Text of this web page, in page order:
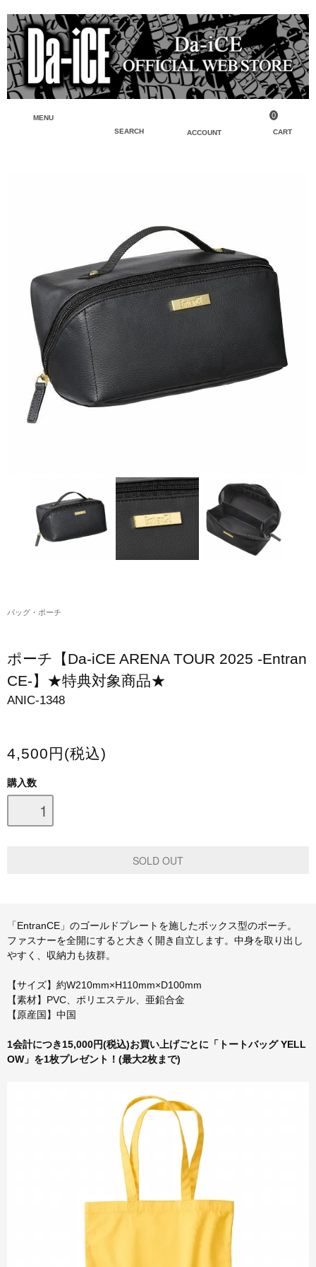
MENU
SEARCH
ACCOUNT CART
0
パーカー・スウェット・ブルゾン
バッグ・ポーチ
キーホルダー・チャーム
アクリルスタンド・アクセサリー・帽子
缶バッジ・ステッカー
生活雑貨・菓子・ゲーム
工藤大輝グッズ
花村想太｜Natural Lag(ナチュラルラグ)グッズ
和田颯｜Wagic Hour Worksグッズ
スマホケース・モバイルバッテリー
会場限定グッズ
バッグ・ポーチ
ポーチ【Da-iCE ARENA TOUR 2025 -Entran
CE-】★特典対象商品★
ANIC-1348
4,500円(税込)
購入数
「EntranCE」のゴールドプレートを施したボックス型のポーチ。
ファスナーを全開にすると大きく開き自立します。中身を取り出し
やすく、収納力も抜群。
【サイズ】約W210mm×H110mm×D100mm
【素材】PVC、ポリエステル、亜鉛合金
【原産国】中国
1会計につき15,000円(税込)お買い上げごとに「トートバッグ YELL
OW」を1枚プレゼント！(最大2枚まで)